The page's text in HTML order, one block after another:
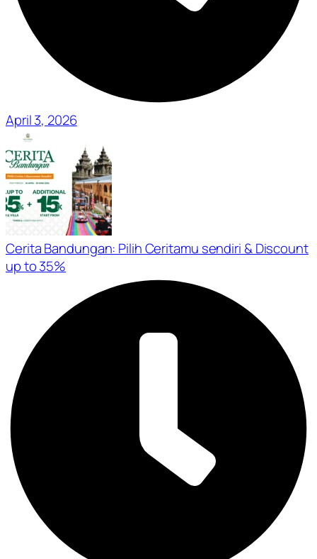
April 3, 2026
Cerita Bandungan: Pilih Ceritamu sendiri & Discount
up to 35%